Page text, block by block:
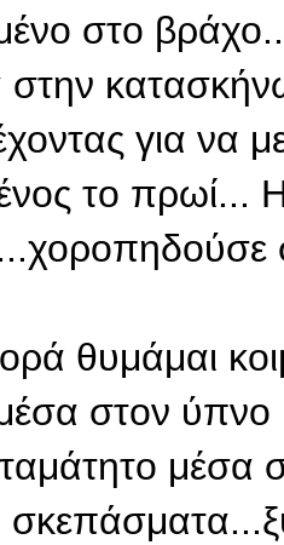
στο
στην
για να
το πρωί...
θυμάμαι
στον
μέσα